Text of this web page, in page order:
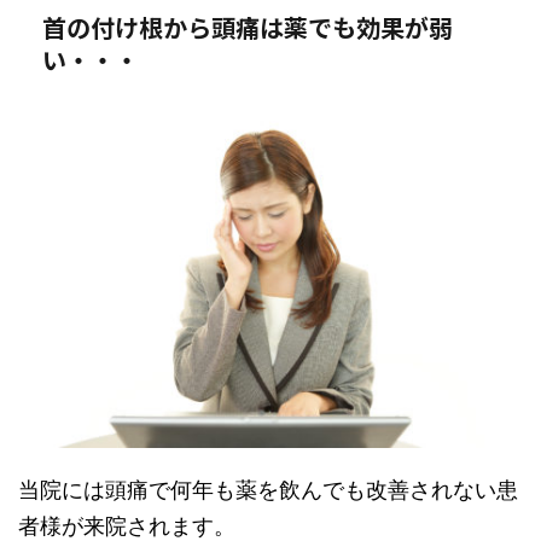
首の付け根から頭痛は薬でも効果が弱
い・・・
当院には頭痛で何年も薬を飲んでも改善されない患
者様が来院されます。